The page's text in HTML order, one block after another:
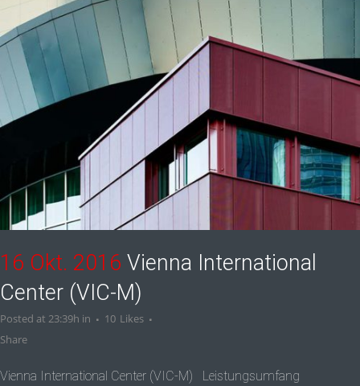
16 Okt. 2016 Vienna International
Center (VIC-M)
Posted at 23:39h in 10 Likes
Share
Vienna International Center (VIC-M) Leistungsumfang